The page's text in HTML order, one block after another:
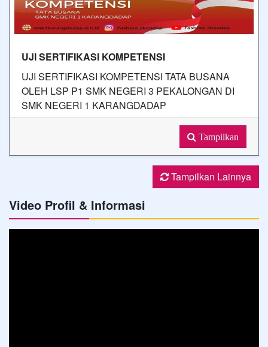
UJI SERTIFIKASI KOMPETENSI
UJI SERTIFIKASI KOMPETENSI TATA BUSANA
OLEH LSP P1 SMK NEGERI 3 PEKALONGAN DI
SMK NEGERI 1 KARANGDADAP
Tampilkan
Tampilkan Lainnya
Video Profil & Informasi